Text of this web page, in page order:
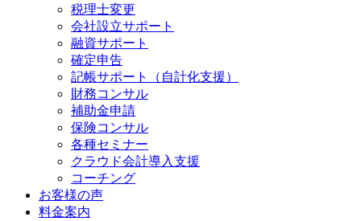
税理士変更
会社設立サポート
融資サポート
確定申告
記帳サポート（自計化支援）
財務コンサル
補助金申請
保険コンサル
各種セミナー
クラウド会計導入支援
コーチング
お客様の声
料金案内